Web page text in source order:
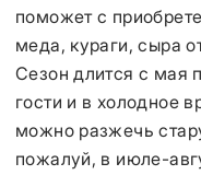
поможет с
меда, кураги, сыра
Сезон длится с мая
гости и в холодное
можно разжечь
пожалуй, в июле-